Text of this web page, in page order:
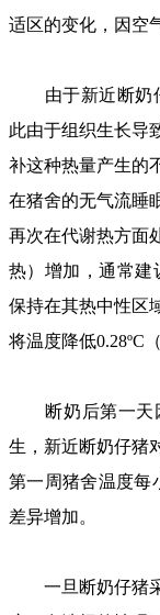
适区的变化，因空
由于新近断奶仔
此由于组织生长导
补这种热量产生的
在猪舍的无气流睡
再次在代谢热方面
热）增加，通常建
保持在其热中性区
将温度降低0.28ºC（
断奶后第一天因
生，新近断奶仔猪
第一周猪舍温度每
差异增加。
一旦断奶仔猪采